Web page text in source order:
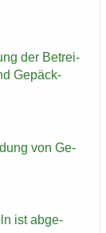
der Be­trei­
Ge­päck­
von Ge­
ist ab­ge­